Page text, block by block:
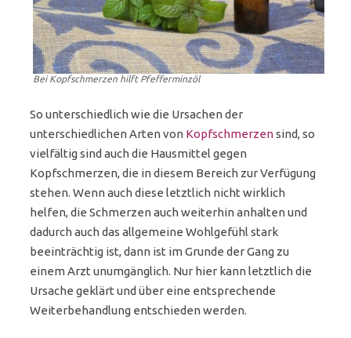
Bei Kopfschmerzen hilft Pfefferminzöl
So unterschiedlich wie die Ursachen der
unterschiedlichen Arten von Kopfschmerzensind, so
vielfältig sind auch die Hausmittel gegen
Kopfschmerzen, die in diesem Bereich zur Verfügung
stehen. Wenn auch diese letztlich nicht wirklich
helfen, die Schmerzen auch weiterhin anhalten und
dadurch auch das allgemeine Wohlgefühl stark
beeinträchtig ist, dann ist im Grunde der Gang zu
einem Arzt unumgänglich. Nur hier kann letztlich die
Ursache geklärt und über eine entsprechende
Weiterbehandlung entschieden werden.